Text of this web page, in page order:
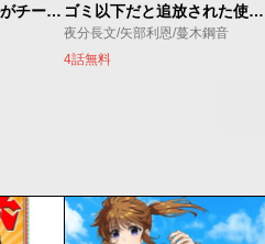
俺の『鑑定』スキルがチートすぎて ゴミ以下だと追放された使用人、実は前世賢者です ～史上最強の賢者、世界最高峰の学園に通う～
夜分長文/矢部利恩/蔓木鋼音
4話無料